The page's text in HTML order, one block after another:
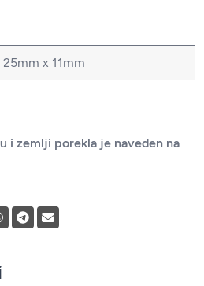
x 11mm
i zemlji porekla je naveden na